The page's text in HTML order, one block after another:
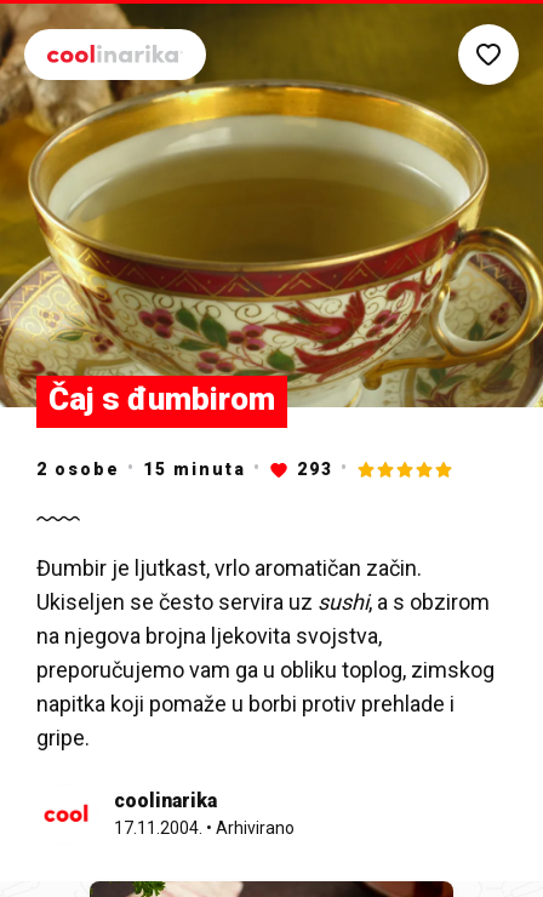
Preskoči na glavni sadržaj
Čaj s đumbirom
2 osobe 15 minuta 293
Đumbir je ljutkast, vrlo aromatičan začin.
Ukiseljen se često servira uz sushi, a s obzirom
na njegova brojna ljekovita svojstva,
preporučujemo vam ga u obliku toplog, zimskog
napitka koji pomaže u borbi protiv prehlade i
gripe.
coolinarika
17.11.2004. • Arhivirano